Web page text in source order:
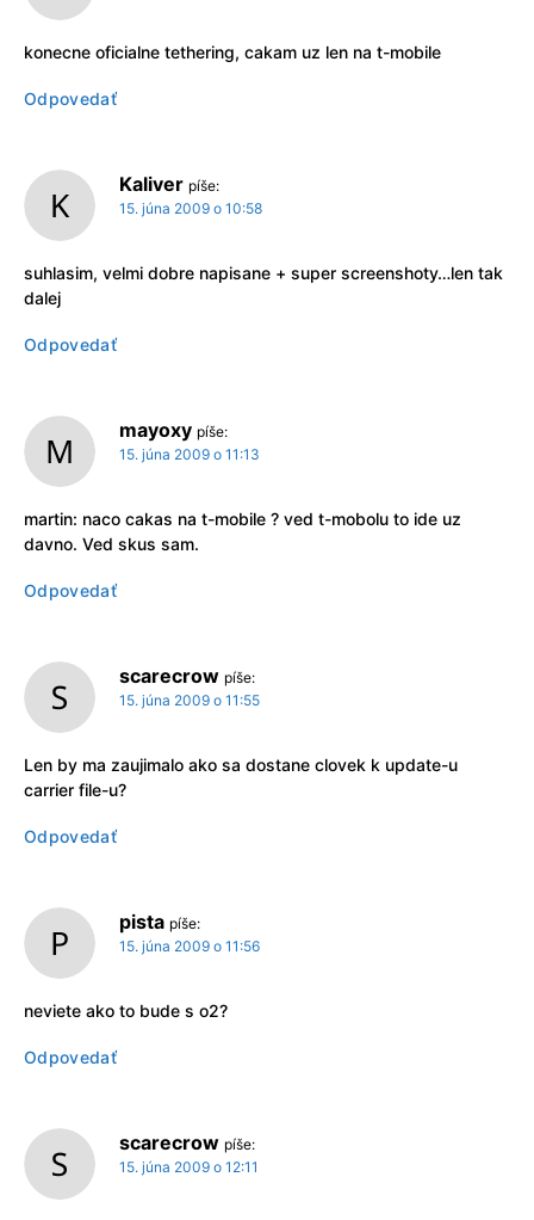
konecne oficialne tethering, cakam uz len na t-mobile
Odpovedať
Kaliver píše:
15. júna 2009 o 10:58
suhlasim, velmi dobre napisane + super screenshoty…len tak
dalej
Odpovedať
mayoxy píše:
15. júna 2009 o 11:13
martin: naco cakas na t-mobile ? ved t-mobolu to ide uz
davno. Ved skus sam.
Odpovedať
scarecrow píše:
15. júna 2009 o 11:55
Len by ma zaujimalo ako sa dostane clovek k update-u
carrier file-u?
Odpovedať
pista píše:
15. júna 2009 o 11:56
neviete ako to bude s o2?
Odpovedať
scarecrow píše:
15. júna 2009 o 12:11